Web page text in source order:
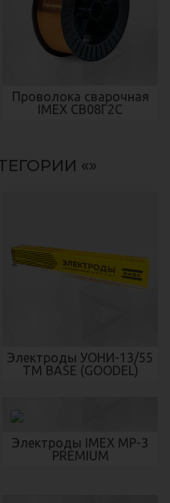
Проволока сварочная
IMEX СВ08Г2С
«»
Электроды УОНИ-13/55
ТМ BASE (GOODEL)
Электроды IMEX МР-3
PREMIUM